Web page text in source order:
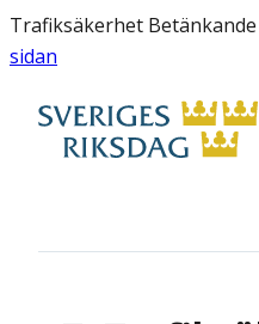
Trafiksäkerhet
sidan